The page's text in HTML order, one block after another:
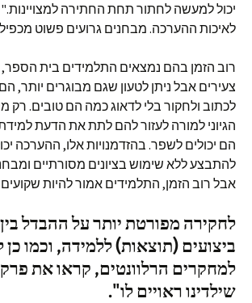
יכול למעשה לחתור תחת החתירה למצויינות."
לאיכות ההערכה. מבחנים גרועים פשוט
רוב הזמן בהם נמצאים התלמידים בית הספר,
צעירים אבל ניתן לטעון שגם מבוגרים יותר,
לכתוב ולחקור בלי לדאוג כמה הם טובים. רק
הגיוני למורה לעזור להם לתת את הדעת
הם יכולים לשפר. בהזדמנויות אלו, ההערכה
להתבצע ללא שימוש בציונים מסורתיים
אבל רוב הזמן, התלמידים אמור להיות
לחקירה מפורטת יותר על ההבדל
ביצועים (תוצאות) ללמידה, וכמו כן
שילדינו ראויים לו".